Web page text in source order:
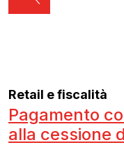
Retail e fiscalità
Pagamento
alla cessione